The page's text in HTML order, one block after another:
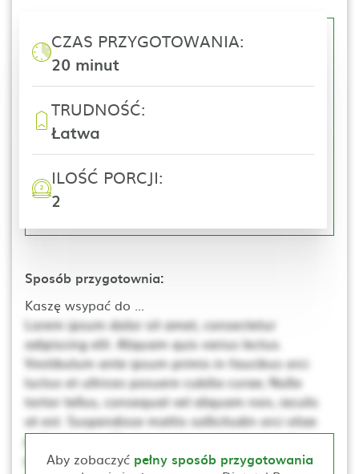
CZAS PRZYGOTOWANIA:
20 minut
TRUDNOŚĆ:
Łatwa
ILOŚĆ PORCJI:
2
Sposób przygotownia:
Kaszę wsypać do ...
Lorem ipsum dolor sit amet, consectetur
adipiscing elit. Aliquam quis varius lectus.
Vestibulum ante ipsum primis in faucibus orci
luctus et ultrices posuere cubilia curae; Nulla
tortor tellus, consequat vel aliquam non, iaculis
at est. Suspendisse mattis sollicitudin orci vitae
pellentesque. Ut non neque a mi consequat
posuere. Nulla elementum, ante sed tincidunt
Aby zobaczyć pełny sposób przygotowania